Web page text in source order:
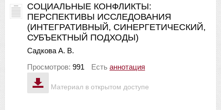
Материал в открытом доступе
СОЦИАЛЬНЫЕ КОНФЛИКТЫ:
ПЕРСПЕКТИВЫ ИССЛЕДОВАНИЯ
(ИНТЕГРАТИВНЫЙ, СИНЕРГЕТИЧЕСКИЙ,
СУБЪЕКТНЫЙ ПОДХОДЫ)
Садкова А. В.
Просмотров: 991 Есть аннотация